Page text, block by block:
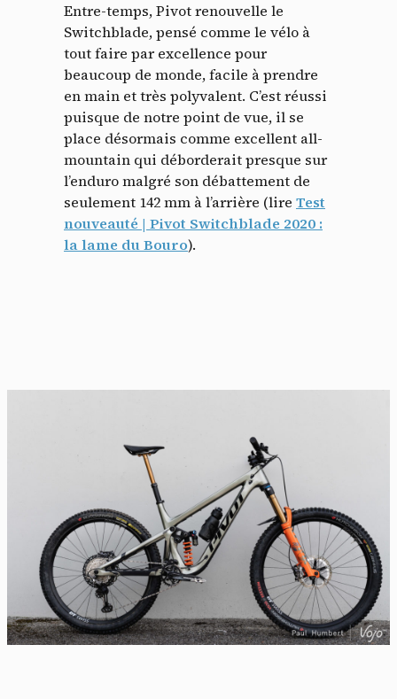
Entre-temps, Pivot renouvelle le
Switchblade, pensé comme le vélo à
tout faire par excellence pour
beaucoup de monde, facile à prendre
en main et très polyvalent. C’est réussi
puisque de notre point de vue, il se
place désormais comme excellent all-
mountain qui déborderait presque sur
l’enduro malgré son débattement de
seulement 142 mm à l’arrière (lire Test
nouveauté | Pivot Switchblade 2020 :
la lame du Bouro).